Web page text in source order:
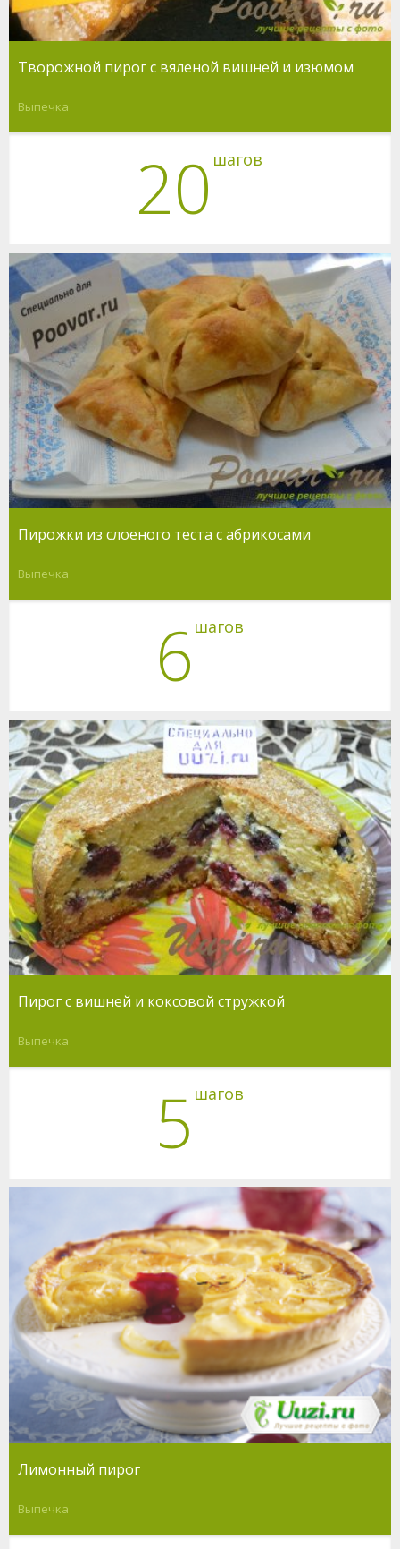
Творожной пирог с вяленой вишней и изюмом
Выпечка
20 шагов
Пирожки из слоеного теста с абрикосами
Выпечка
6 шагов
Пирог с вишней и коксовой стружкой
Выпечка
5 шагов
Лимонный пирог
Выпечка